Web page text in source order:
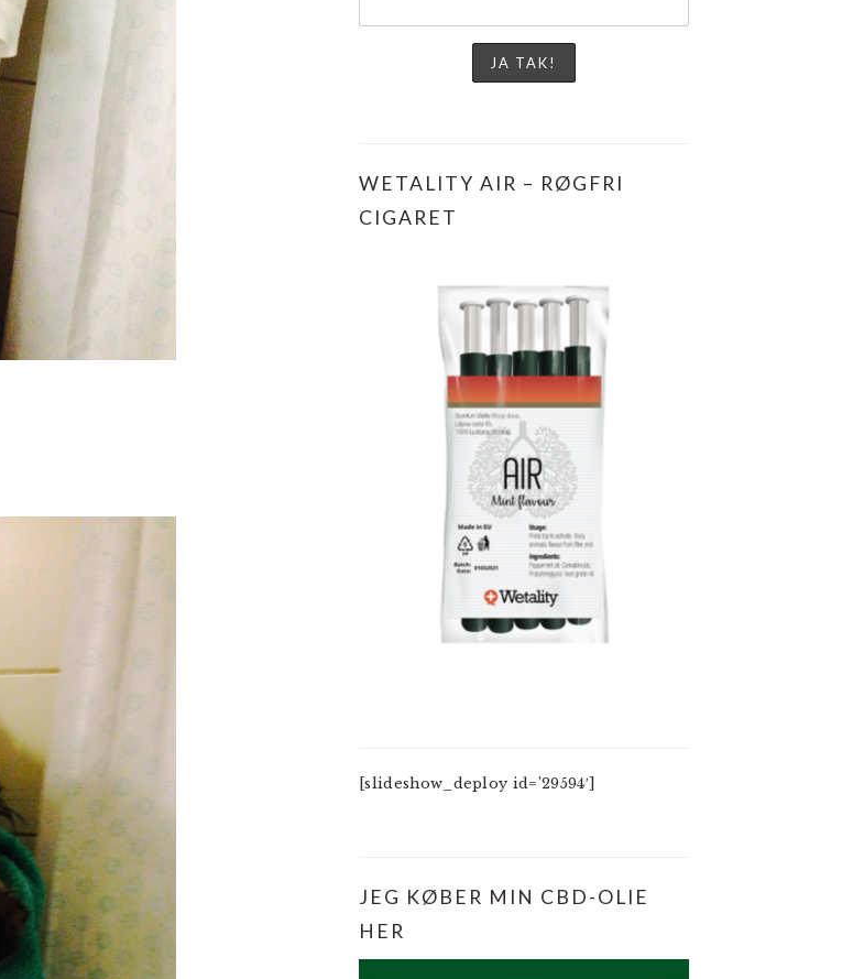
WETALITY AIR – RØGFRI
CIGARET
[slideshow_deploy id=’29594′]
JEG KØBER MIN CBD-OLIE
HER